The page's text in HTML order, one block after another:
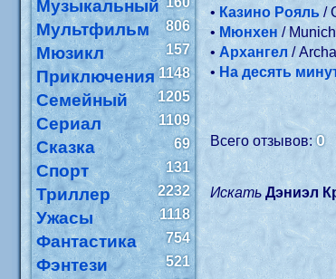
Музыкальный
Мультфильм 806
Мюзикл 157
Приключения 1148
Семейный 1205
Сериал 1109
Сказка 69
Спорт 131
Триллер 2232
Ужасы 1118
Фантастика 754
Фэнтези
521
• Казино Рояль /
•Мюнхен /
• Архангел /
• На десять
Всего отзывов:0
Искать Дэниэл